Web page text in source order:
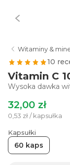
Witaminy &
10
Vitamin C
Wysoka dawka
32,00 zł
0,53 zł / kapsułka
Kapsułki
60 kaps